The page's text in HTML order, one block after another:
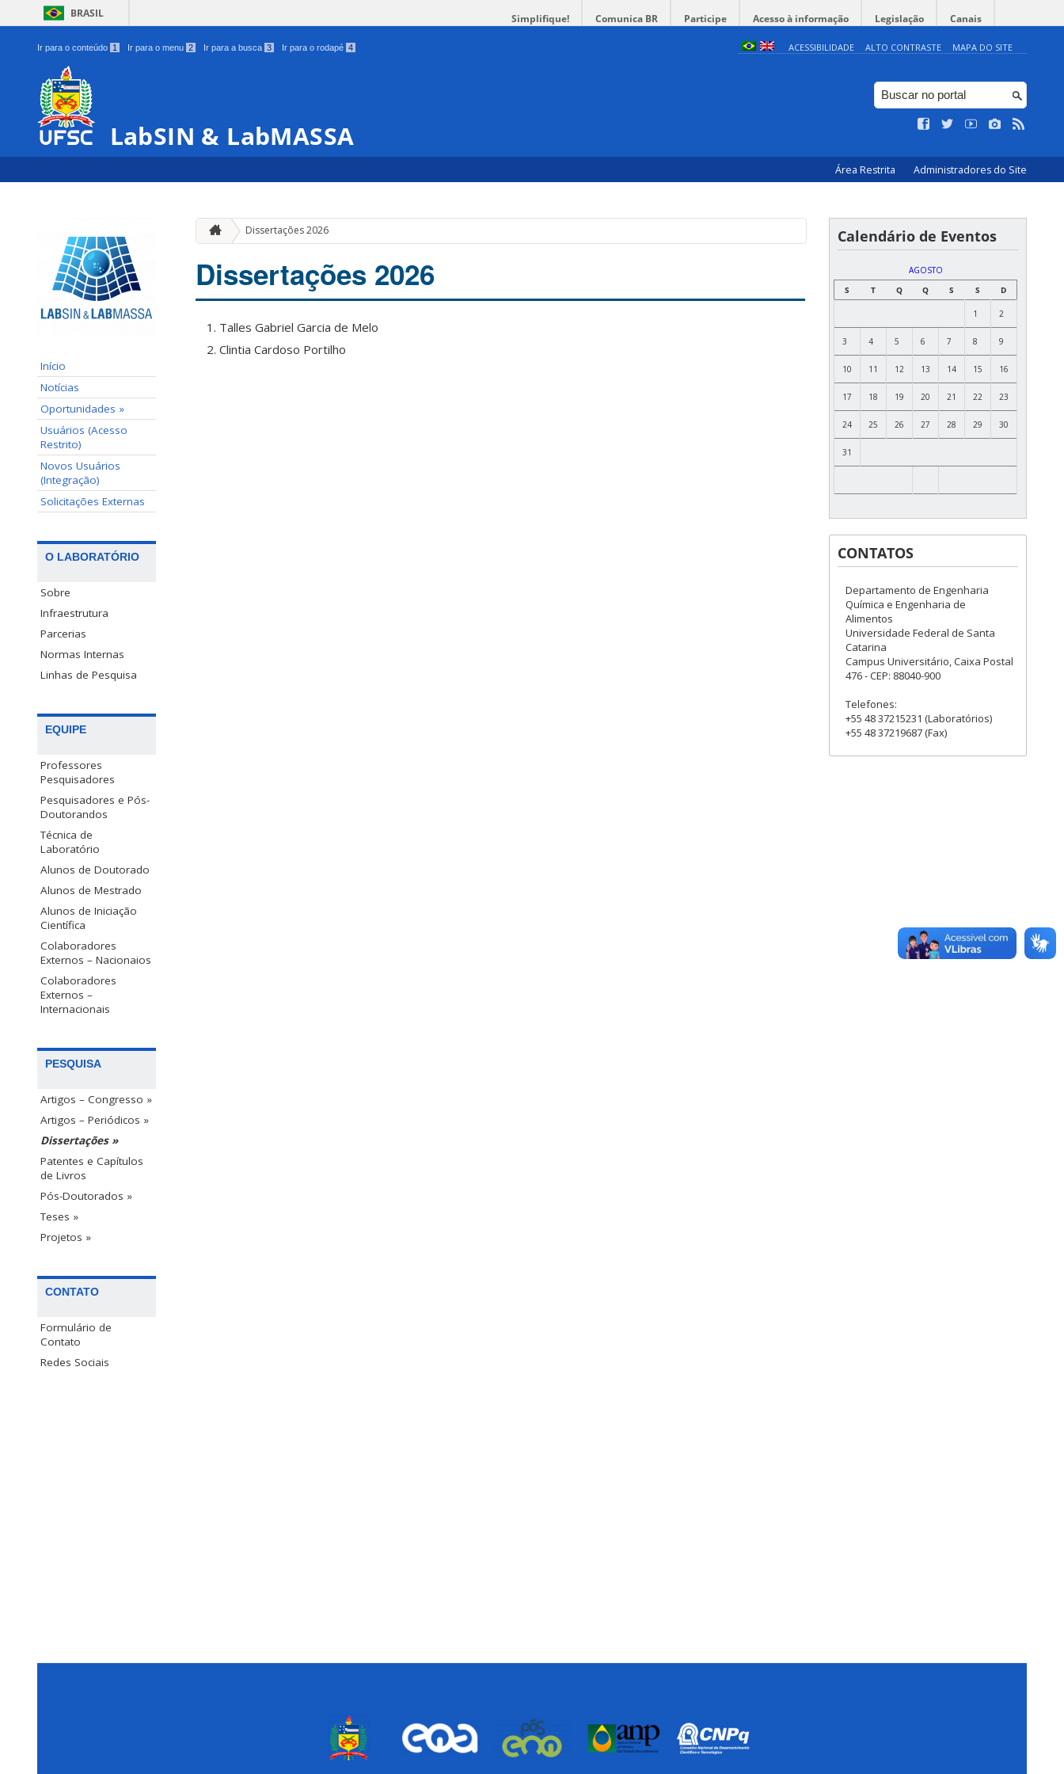
BRASIL Simplifique! Comunica BR Participe Acesso à informação Legislação Canais
Ir para o conteúdo 1 Ir para o menu 2 Ir para a busca 3 Ir para o rodapé 4 ACESSIBILIDADE ALTO CONTRASTE MAPA DO SITE
LabSIN & LabMASSA
Área Restrita Administradores do Site
Início
Notícias
Oportunidades »
Usuários (Acesso
Restrito)
Novos Usuários
(Integração)
Solicitações Externas
O LABORATÓRIO
Sobre
Infraestrutura
Parcerias
Normas Internas
Linhas de Pesquisa
EQUIPE
Professores
Pesquisadores
Pesquisadores e Pós-
Doutorandos
Técnica de
Laboratório
Alunos de Doutorado
Alunos de Mestrado
Alunos de Iniciação
Científica
Colaboradores
Externos – Nacionaios
Colaboradores
Externos –
Internacionais
PESQUISA
Artigos – Congresso »
Artigos – Periódicos »
Dissertações »
Patentes e Capítulos
de Livros
Pós-Doutorados »
Teses »
Projetos »
CONTATO
Formulário de
Contato
Redes Sociais
Dissertações 2026
Dissertações 2026
Talles Gabriel Garcia de Melo
Clintia Cardoso Portilho
Calendário de Eventos
AGOSTO
S
T Q Q S S D
1 2
3 4 5 6 7 8 9
10 11 12 13 14 15 16
17 18 19 20 21 22 23
24 25 26 27 28 29 30
31
CONTATOS
Departamento de Engenharia
Química e Engenharia de
Alimentos
Universidade Federal de Santa
Catarina
Campus Universitário, Caixa Postal
476 - CEP: 88040-900
Telefones:
+55 48 37215231 (Laboratórios)
+55 48 37219687 (Fax)